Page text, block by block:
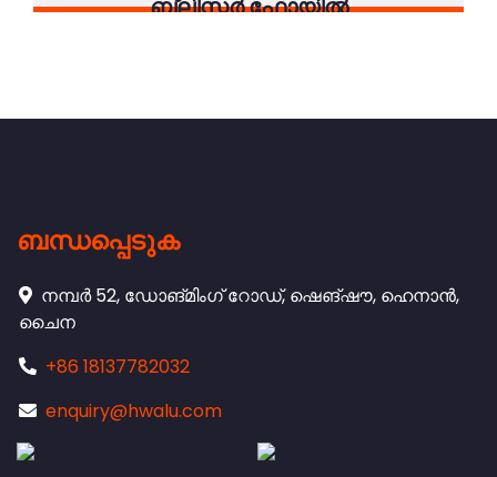
ബ്ലിസ്റ്റർ ഫോയിൽ
ബന്ധപ്പെടുക
നമ്പർ 52, ഡോങ്മിംഗ് റോഡ്, ഷെങ്‌ഷൗ, ഹെനാൻ,
ചൈന
+86 18137782032
enquiry@hwalu.com